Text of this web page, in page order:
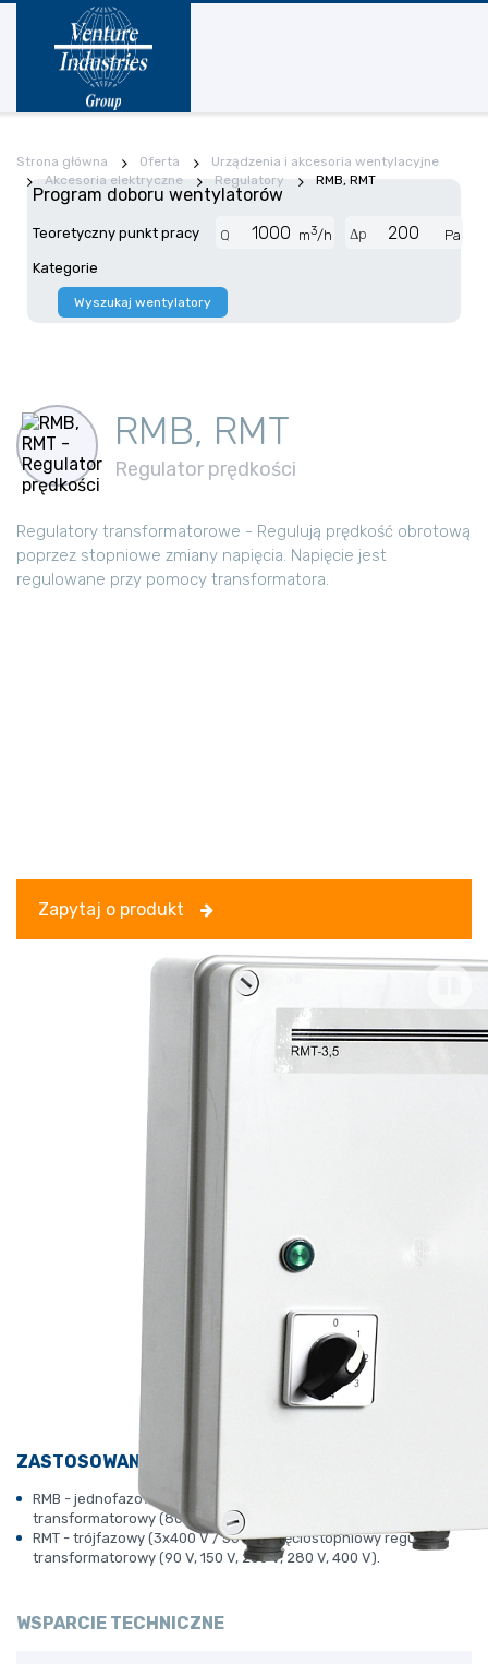
Strona główna Oferta
Urządzenia i akcesoria wentylacyjne
Akcesoria elektryczne
Regulatory RMB, RMT
Program doboru wentylatorów
Teoretyczny punkt pracy Q m3/h Δp
Pa
Kategorie
Wyszukaj wentylatory
RMB, RMT
Regulator prędkości
Regulatory transformatorowe - Regulują prędkość obrotową
poprzez stopniowe zmiany napięcia. Napięcie jest
regulowane przy pomocy transformatora.
Zapytaj o produkt
ZASTOSOWANIE
RMB - jednofazowy (230 V / 50 Hz), pięciostopniowy regulator
transformatorowy (80 V, 105 V, 130 V, 160 V, 230V).
RMT - trójfazowy (3x400 V / 50 Hz), pięciostopniowy regulator
transformatorowy (90 V, 150 V, 200 V, 280 V, 400 V).
WSPARCIE TECHNICZNE